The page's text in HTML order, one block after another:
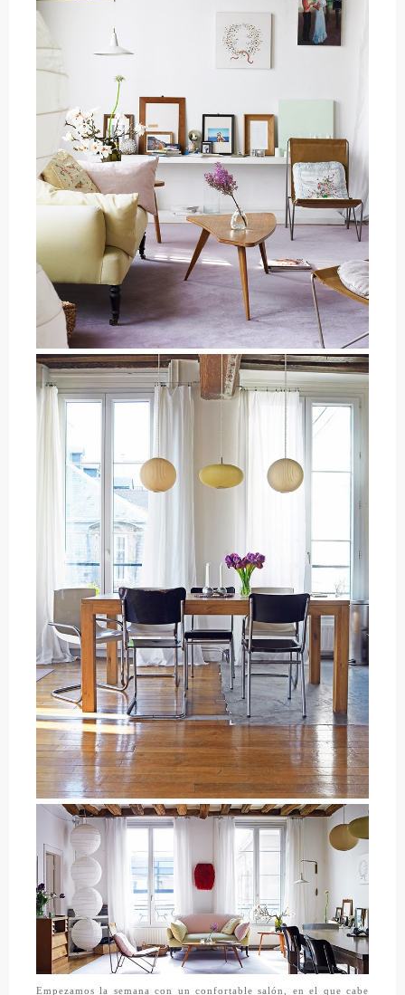
Empezamos la semana con un confortable salón, en el que cabe